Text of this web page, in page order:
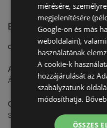
Egyéb Szupermarketek
CÍM
ALDI
Ágfalvi út 4/a, 9400 Sopron
CBA
Somfalvi u. 14., 9400 Sopron
mérésére,
megjelenítésére
Google-on és más
weboldalain),
használatának
A cookie-k
hozzájárulását az
szabályzatunk
módosíthatja.
ÖSSZES